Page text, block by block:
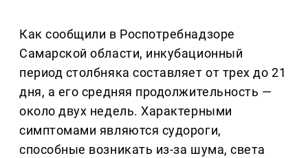
Как сообщили в Роспотребнадзоре
Самарской области, инкубационный
период столбняка составляет от трех до 21
дня, а его средняя продолжительность —
около двух недель. Характерными
симптомами являются судороги,
способные возникать из-за шума, света